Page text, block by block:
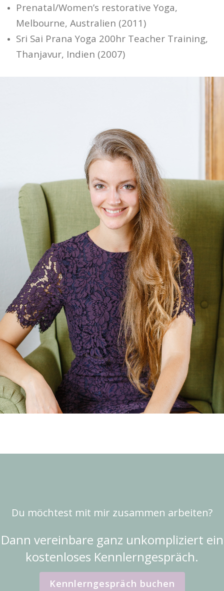
Prenatal/Women’s restorative Yoga,
Melbourne, Australien (2011)
Sri Sai Prana Yoga 200hr Teacher Training,
Thanjavur, Indien (2007)
Du möchtest mit mir zusammen arbeiten?
Dann vereinbare ganz unkompliziert ein
kostenloses Kennlerngespräch.
Kennlerngespräch buchen